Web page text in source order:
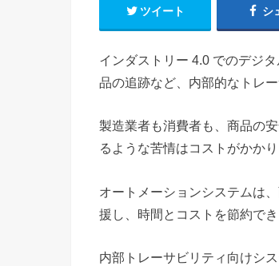
ツイート シ
インダストリー 4.0 でのデジ
品の追跡など、内部的なトレ
製造業者も消費者も、商品の
るような苦情はコストがかか
オートメーションシステムは
援し、時間とコストを節約でき
内部トレーサビリティ向けシ